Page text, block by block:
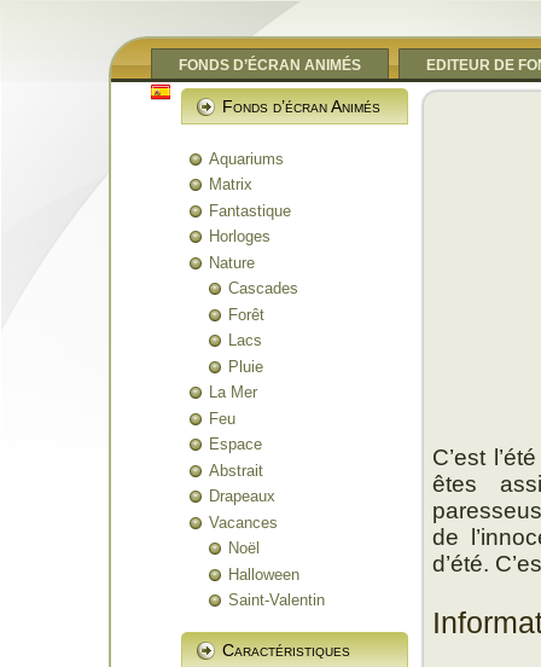
FONDS D’ÉCRAN ANIMÉS EDITEUR DE
Fonds d’écran Animés
Aquariums
Matrix
Fantastique
Horloges
Nature
Cascades
Forêt
Lacs
Pluie
La Mer
Feu
Espace
Abstrait
Drapeaux
Vacances
Noël
Halloween
Saint-Valentin
Caractéristiques
C’est
êtes
de
d’été.